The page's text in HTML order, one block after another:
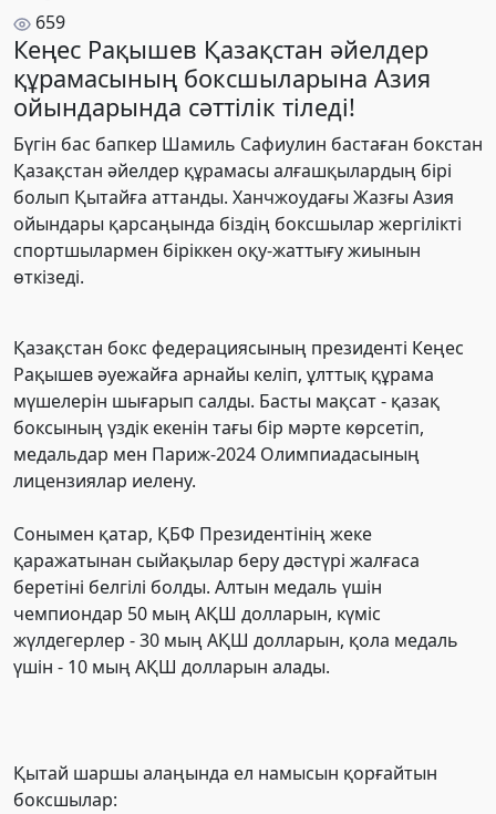
659
Кеңес Рақышев Қазақстан әйелдер
құрамасының боксшыларына Азия
ойындарында сәттілік тіледі!
Бүгін бас бапкер Шамиль Сафиулин бастаған бокстан
Қазақстан әйелдер құрамасы алғашқылардың бірі
болып Қытайға аттанды. Ханчжоудағы Жазғы Азия
ойындары қарсаңында біздің боксшылар жергілікті
спортшылармен біріккен оқу-жаттығу жиынын
өткізеді.
Қазақстан бокс федерациясының президенті Кеңес
Рақышев әуежайға арнайы келіп, ұлттық құрама
мүшелерін шығарып салды. Басты мақсат - қазақ
боксының үздік екенін тағы бір мәрте көрсетіп,
медальдар мен Париж-2024 Олимпиадасының
лицензиялар иелену.
Сонымен қатар, ҚБФ Президентінің жеке
қаражатынан сыйақылар беру дәстүрі жалғаса
беретіні белгілі болды. Алтын медаль үшін
чемпиондар 50 мың АҚШ долларын, күміс
жүлдегерлер - 30 мың АҚШ долларын, қола медаль
үшін - 10 мың АҚШ долларын алады.
Қытай шаршы алаңында ел намысын қорғайтын
боксшылар: